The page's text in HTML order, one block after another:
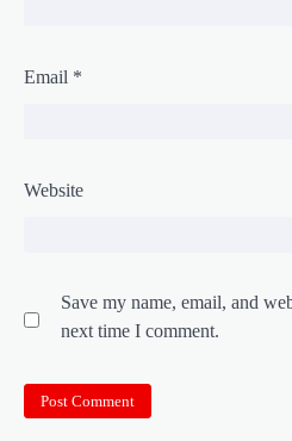
Email *
Website
Save my name, email, and
next time I comment.